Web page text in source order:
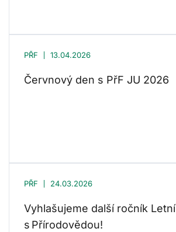
PŘF 13.04.2026
Červnový den s PřF JU 2026
PŘF 24.03.2026
Vyhlašujeme další ročník
s Přírodovědou!